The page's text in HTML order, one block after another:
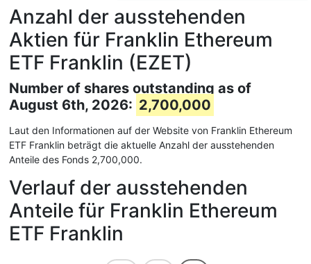
Anzahl der ausstehenden
Aktien für Franklin Ethereum
ETF Franklin (EZET)
Number of shares outstanding as of
August 6th, 2026: 2,700,000
Laut den Informationen auf der Website von Franklin Ethereum
ETF Franklin beträgt die aktuelle Anzahl der ausstehenden
Anteile des Fonds 2,700,000.
Verlauf der ausstehenden
Anteile für Franklin Ethereum
ETF Franklin